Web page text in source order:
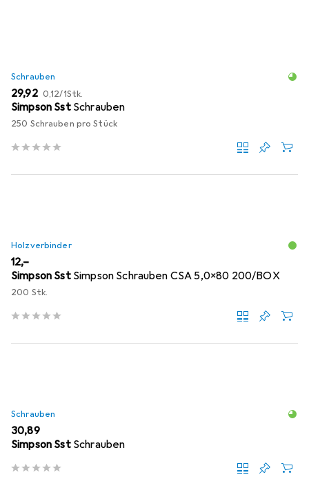
Schrauben
EUR
29,92 EUR
0,12/1Stk.
Simpson Sst Schrauben
250 Schrauben pro Stück
Holzverbinder
EUR
12,–
Simpson Sst Simpson Schrauben CSA 5,0x80 200/BOX
200 Stk.
Schrauben
EUR
30,89
Simpson Sst Schrauben